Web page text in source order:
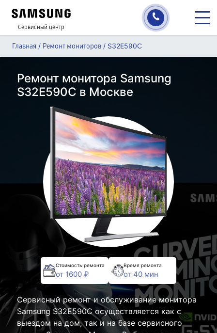
Сервисный центр
Главная / Ремонт мониторов / S32E590C
Ремонт монитора Samsung
S32E590C в Москве
Стоимость ремонта
от 1600 ₽
Время ремонта
от 40 мин
Сервисный ремонт и обслуживание монитора
Samsung S32E590C осуществляется как с
выездом на дом, так и на базе сервисного